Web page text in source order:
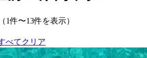
（1件〜13件を表示）
べてクリア